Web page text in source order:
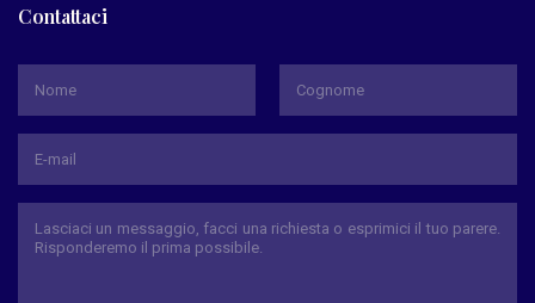
Contattaci